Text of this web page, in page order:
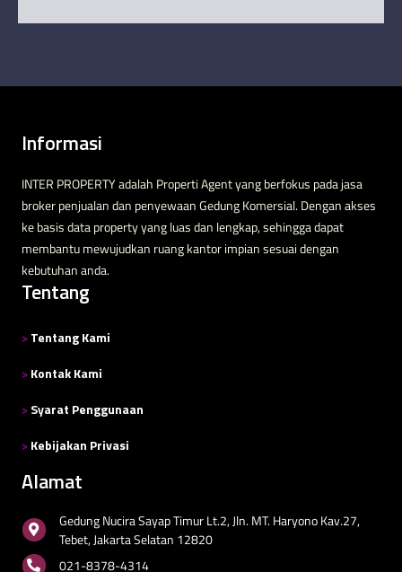
Informasi
INTER PROPERTY adalah Properti Agent yang berfokus pada jasa
broker penjualan dan penyewaan Gedung Komersial. Dengan akses
ke basis data property yang luas dan lengkap, sehingga dapat
membantu mewujudkan ruang kantor impian sesuai dengan
kebutuhan anda.
Tentang
>Tentang Kami
>Kontak Kami
>Syarat Penggunaan
>Kebijakan Privasi
Alamat
Gedung Nucira Sayap Timur Lt.2, Jln. MT. Haryono Kav.27,
Tebet, Jakarta Selatan 12820
021-8378-4314